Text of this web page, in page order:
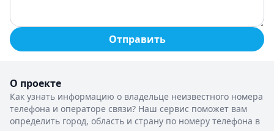
Отправить
О проекте
Как узнать информацию о владельце неизвестного номера
телефона и операторе связи? Наш сервис поможет вам
определить город, область и страну по номеру телефона в